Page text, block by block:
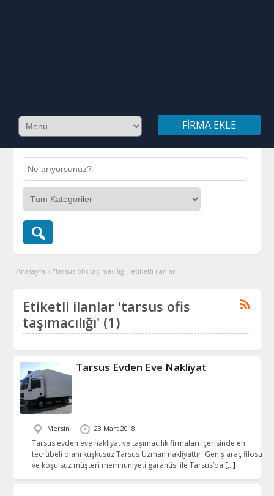
FIRMA EKLE
Anasayfa » "tarsus ofis taşımacılığı" etiketli ilanlar
Etiketli ilanlar 'tarsus ofis
taşımacılığı' (1)
Tarsus Evden Eve Nakliyat
Mersin 23 Mart 2018
Tarsus evden eve nakliyat ve taşımacılık firmaları içerisinde en
tecrübeli olanı kuşkusuz Tarsus Uzman nakliyattır. Geniş araç filosu
ve koşulsuz müşteri memnuniyeti garantisi ile Tarsus’da […]